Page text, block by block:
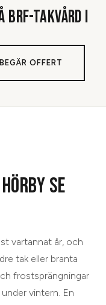
BRF-TAKVÅRD I
BEGÄR OFFERT
SE
vartannat år, och
tak eller branta
frostsprängningar
vintern. En